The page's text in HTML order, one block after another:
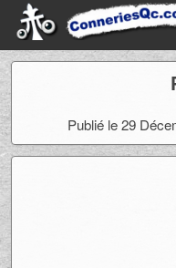
Publié le 29